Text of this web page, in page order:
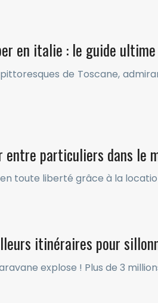
en italie : le guide
de Toscane,
entre particuliers dans le
toute liberté grâce à la
itinéraires pour
explose ! Plus de 3